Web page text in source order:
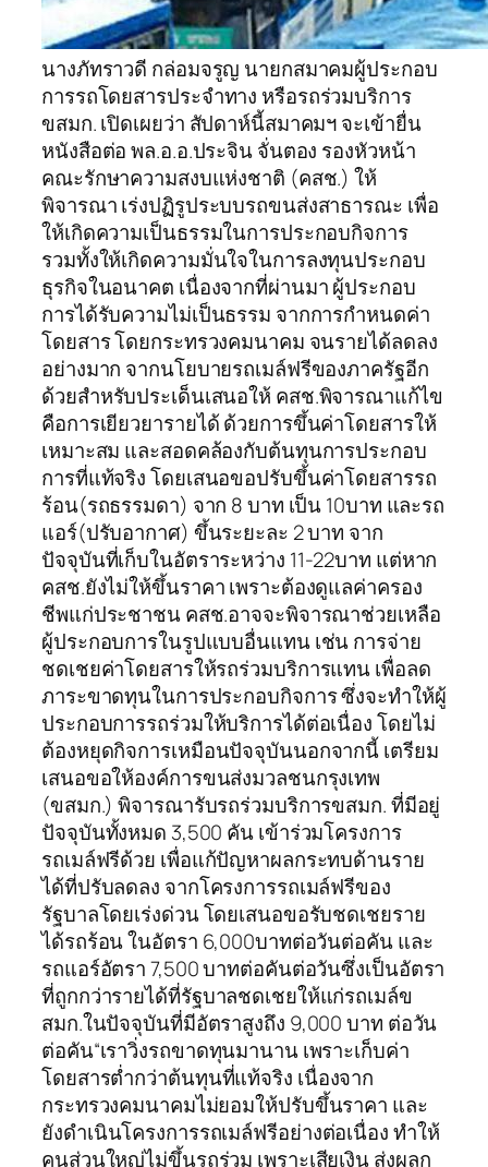
นางภัทราวดี กล่อมจรูญ นายกสมาคมผู้ประกอบ
การรถโดยสารประจำทาง หรือรถร่วมบริการ
ขสมก. เปิดเผยว่า สัปดาห์นี้สมาคมฯ จะเข้ายื่น
หนังสือต่อ พล.อ.อ.ประจิน จั่นตอง รองหัวหน้า
คณะรักษาความสงบแห่งชาติ (คสช.) ให้
พิจารณา เร่งปฏิรูประบบรถขนส่งสาธารณะ เพื่อ
ให้เกิดความเป็นธรรมในการประกอบกิจการ
รวมทั้งให้เกิดความมั่นใจในการลงทุนประกอบ
ธุรกิจในอนาคต เนื่องจากที่ผ่านมา ผู้ประกอบ
การได้รับความไม่เป็นธรรม จากการกำหนดค่า
โดยสาร โดยกระทรวงคมนาคม จนรายได้ลดลง
อย่างมาก จากนโยบายรถเมล์ฟรีของภาครัฐอีก
ด้วยสำหรับประเด็นเสนอให้ คสช.พิจารณาแก้ไข
คือการเยียวยารายได้ ด้วยการขึ้นค่าโดยสารให้
เหมาะสม และสอดคล้องกับต้นทุนการประกอบ
การที่แท้จริง โดยเสนอขอปรับขึ้นค่าโดยสารรถ
ร้อน(รถธรรมดา) จาก 8 บาท เป็น 10บาท และรถ
แอร์(ปรับอากาศ) ขึ้นระยะละ 2 บาท จาก
ปัจจุบันที่เก็บในอัตราระหว่าง 11-22บาท แต่หาก
คสช.ยังไม่ให้ขึ้นราคา เพราะต้องดูแลค่าครอง
ชีพแก่ประชาชน คสช.อาจจะพิจารณาช่วยเหลือ
ผู้ประกอบการในรูปแบบอื่นแทน เช่น การจ่าย
ชดเชยค่าโดยสารให้รถร่วมบริการแทน เพื่อลด
ภาระขาดทุนในการประกอบกิจการ ซึ่งจะทำให้ผู้
ประกอบการรถร่วมให้บริการได้ต่อเนื่อง โดยไม่
ต้องหยุดกิจการเหมือนปัจจุบันนอกจากนี้ เตรียม
เสนอขอให้องค์การขนส่งมวลชนกรุงเทพ
(ขสมก.) พิจารณารับรถร่วมบริการขสมก. ที่มีอยู่
ปัจจุบันทั้งหมด 3,500 คัน เข้าร่วมโครงการ
รถเมล์ฟรีด้วย เพื่อแก้ปัญหาผลกระทบด้านราย
ได้ที่ปรับลดลง จากโครงการรถเมล์ฟรีของ
รัฐบาลโดยเร่งด่วน โดยเสนอขอรับชดเชยราย
ได้รถร้อน ในอัตรา 6,000บาทต่อวันต่อคัน และ
รถแอร์อัตรา 7,500 บาทต่อคันต่อวันซึ่งเป็นอัตรา
ที่ถูกกว่ารายได้ที่รัฐบาลชดเชยให้แก่รถเมล์ข
สมก.ในปัจจุบันที่มีอัตราสูงถึง 9,000 บาท ต่อวัน
ต่อคัน“เราวิ่งรถขาดทุนมานาน เพราะเก็บค่า
โดยสารต่ำกว่าต้นทุนที่แท้จริง เนื่องจาก
กระทรวงคมนาคมไม่ยอมให้ปรับขึ้นราคา และ
ยังดำเนินโครงการรถเมล์ฟรีอย่างต่อเนื่อง ทำให้
คนส่วนใหญ่ไม่ขึ้นรถร่วม เพราะเสียเงิน ส่งผลก